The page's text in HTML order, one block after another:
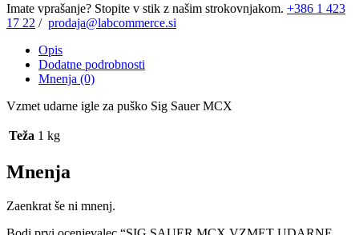
Imate vprašanje? Stopite v stik z našim strokovnjakom. +386 1 423
17 22 / prodaja@labcommerce.si
Opis
Dodatne podrobnosti
Mnenja (0)
Vzmet udarne igle za puško Sig Sauer MCX
Teža 1 kg
Mnenja
Zaenkrat še ni mnenj.